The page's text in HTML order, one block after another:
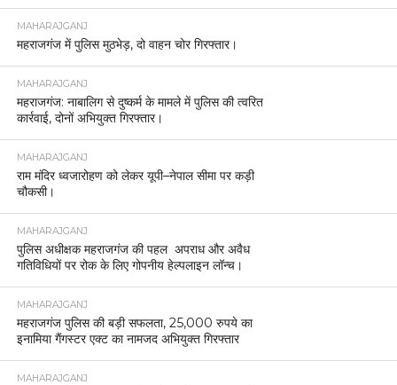
MAHARAJGANJ
महराजगंज में पुलिस मुठभेड़, दो वाहन चोर गिरफ्तार।
MAHARAJGANJ
महराजगंज: नाबालिग से दुष्कर्म के मामले में पुलिस की त्वरित
कार्रवाई, दोनों अभियुक्त गिरफ्तार।
MAHARAJGANJ
राम मंदिर ध्वजारोहण को लेकर यूपी–नेपाल सीमा पर कड़ी
चौकसी।
MAHARAJGANJ
पुलिस अधीक्षक महराजगंज की पहल अपराध और अवैध
गतिविधियों पर रोक के लिए गोपनीय हेल्पलाइन लॉन्च।
MAHARAJGANJ
महराजगंज पुलिस की बड़ी सफलता, 25,000 रुपये का
इनामिया गैंगस्टर एक्ट का नामजद अभियुक्त गिरफ्तार
MAHARAJGANJ